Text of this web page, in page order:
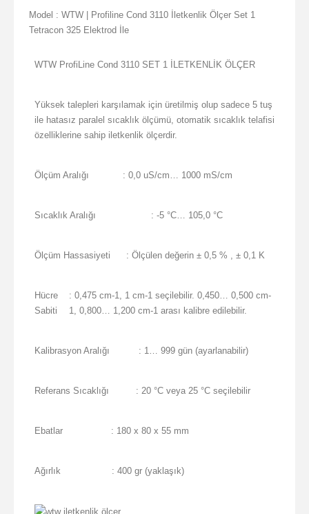
Model : WTW | Profiline Cond 3110 İletkenlik Ölçer Set 1
Tetracon 325 Elektrod İle
WTW ProfiLine Cond 3110 SET 1 İLETKENLİK ÖLÇER
Yüksek talepleri karşılamak için üretilmiş olup sadece 5 tuş
ile hatasız paralel sıcaklık ölçümü, otomatik sıcaklık telafisi
özelliklerine sahip iletkenlik ölçerdir.
Ölçüm Aralığı : 0,0 uS/cm… 1000 mS/cm
Sıcaklık Aralığı : -5 °C… 105,0 °C
Ölçüm Hassasiyeti : Ölçülen değerin ± 0,5 % , ± 0,1 K
Hücre
Sabiti
: 0,475 cm-1, 1 cm-1 seçilebilir. 0,450… 0,500 cm-
1, 0,800… 1,200 cm-1 arası kalibre edilebilir.
Kalibrasyon Aralığı : 1… 999 gün (ayarlanabilir)
Referans Sıcaklığı : 20 °C veya 25 °C seçilebilir
Ebatlar : 180 x 80 x 55 mm
Ağırlık : 400 gr (yaklaşık)